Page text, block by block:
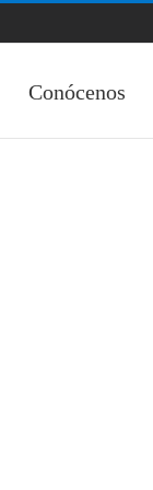
Conócenos